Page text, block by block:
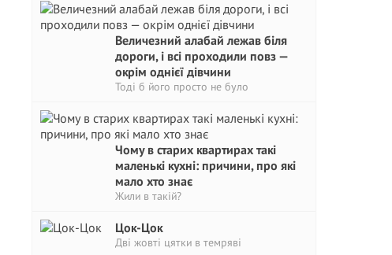
Величезний алабай лежав біля
дороги, і всі проходили повз —
окрім однієї дівчини
Тоді б його просто не було
Чому в старих квартирах такі
маленькі кухні: причини, про які
мало хто знає
Жили в такій?
Цок-Цок
Дві жовті цятки в темряві